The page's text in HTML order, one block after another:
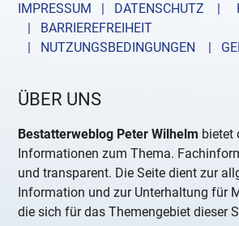
IMPRESSUM | DATENSCHUTZ |
| BARRIEREFREIHEIT
| NUTZUNGSBEDINGUNGEN
|
ÜBER UNS
Bestatterweblog Peter Wilhelm bietet
Informationen zum Thema.
und transparent. Die Seite dient zur
Information und zur Unterhaltung für
die sich für das Themengebiet dieser